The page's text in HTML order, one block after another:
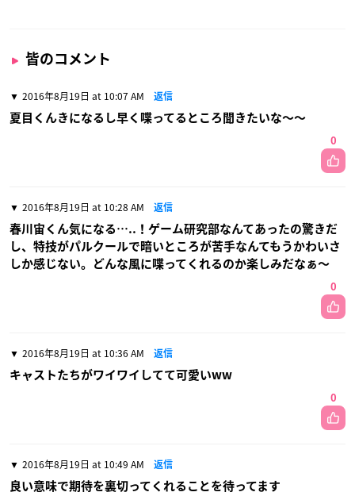
皆のコメント
2016年8月19日 at 10:07 AM 返信
夏目くんきになるし早く喋ってるところ聞きたいな〜〜
0
2016年8月19日 at 10:28 AM 返信
春川宙くん気になる…..！ゲーム研究部なんてあったの驚きだ
し、特技がパルクールで暗いところが苦手なんてもうかわいさ
しか感じない。どんな風に喋ってくれるのか楽しみだなぁ〜
0
2016年8月19日 at 10:36 AM 返信
キャストたちがワイワイしてて可愛いww
0
2016年8月19日 at 10:49 AM 返信
良い意味で期待を裏切ってくれることを待ってます